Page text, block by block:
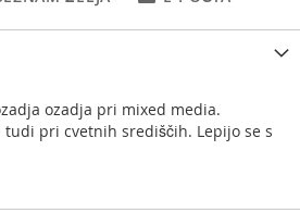
ozadja pri mixed media.
pri cvetnih središčih. Lepijo se s